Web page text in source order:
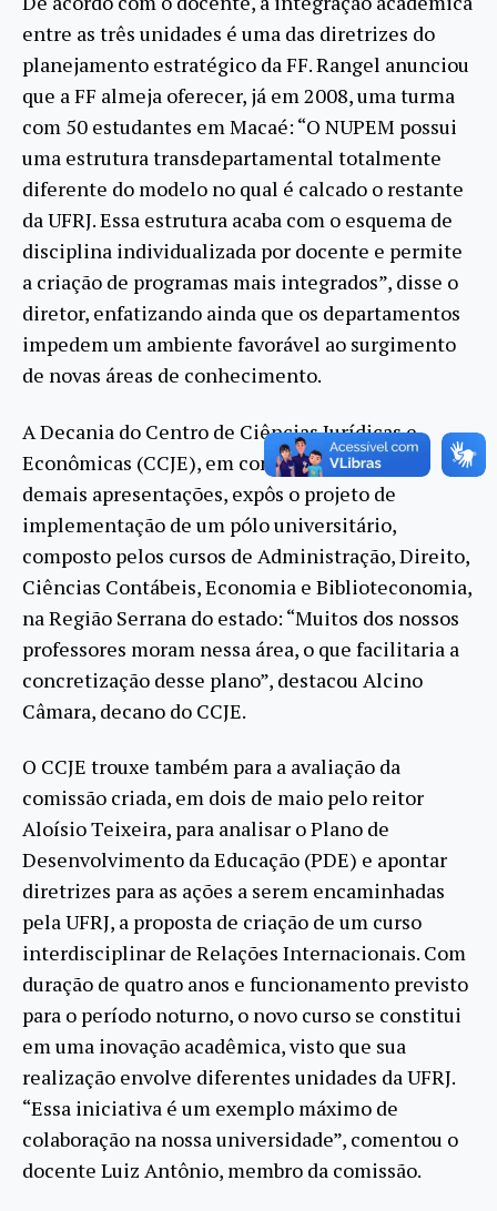
entre as três unidades é uma das diretrizes do
planejamento estratégico da FF. Rangel anunciou
que a FF almeja oferecer, já em 2008, uma turma
com 50 estudantes em Macaé: “O NUPEM possui
uma estrutura transdepartamental totalmente
diferente do modelo no qual é calcado o restante
da UFRJ. Essa estrutura acaba com o esquema de
disciplina individualizada por docente e permite
a criação de programas mais integrados”, disse o
diretor, enfatizando ainda que os departamentos
impedem um ambiente favorável ao surgimento
de novas áreas de conhecimento.
A Decania do Centro de Ciências Jurídicas e
Econômicas (CCJE), em consonância com as
demais apresentações, expôs o projeto de
implementação de um pólo universitário,
composto pelos cursos de Administração, Direito,
Ciências Contábeis, Economia e Biblioteconomia,
na Região Serrana do estado: “Muitos dos nossos
professores moram nessa área, o que facilitaria a
concretização desse plano”, destacou Alcino
Câmara, decano do CCJE.
O CCJE trouxe também para a avaliação da
comissão criada, em dois de maio pelo reitor
Aloísio Teixeira, para analisar o Plano de
Desenvolvimento da Educação (PDE) e apontar
diretrizes para as ações a serem encaminhadas
pela UFRJ, a proposta de criação de um curso
interdisciplinar de Relações Internacionais. Com
duração de quatro anos e funcionamento previsto
para o período noturno, o novo curso se constitui
em uma inovação acadêmica, visto que sua
realização envolve diferentes unidades da UFRJ.
“Essa iniciativa é um exemplo máximo de
colaboração na nossa universidade”, comentou o
docente Luiz Antônio, membro da comissão.